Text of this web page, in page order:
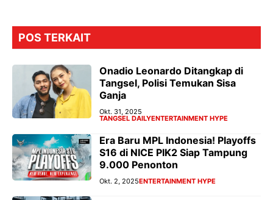
POS TERKAIT
Onadio Leonardo Ditangkap di
Tangsel, Polisi Temukan Sisa
Ganja
Okt. 31, 2025
TANGSEL DAILYENTERTAINMENT HYPE
Era Baru MPL Indonesia! Playoffs
S16 di NICE PIK2 Siap Tampung
9.000 Penonton
Okt. 2, 2025ENTERTAINMENT HYPE